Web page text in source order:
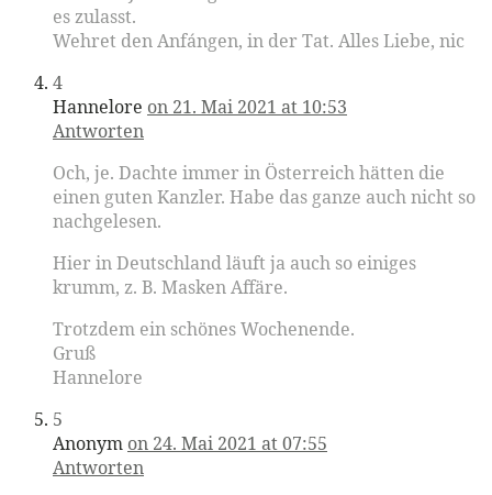
es zulasst.
Wehret den Anfángen, in der Tat. Alles Liebe, nic
4
Hannelore on 21. Mai 2021 at 10:53
Antworten
Och, je. Dachte immer in Österreich hätten die
einen guten Kanzler. Habe das ganze auch nicht so
nachgelesen.
Hier in Deutschland läuft ja auch so einiges
krumm, z. B. Masken Affäre.
Trotzdem ein schönes Wochenende.
Gruß
Hannelore
5
Anonym on 24. Mai 2021 at 07:55
Antworten